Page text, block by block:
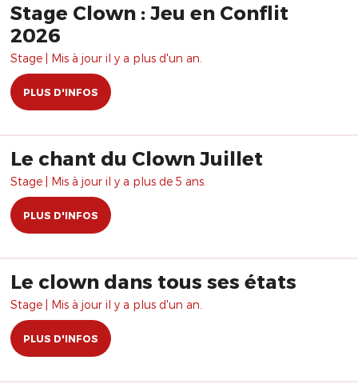
Stage Clown : Jeu en Conflit
2026
Stage | Mis à jour il y a plus d'un an.
PLUS D'INFOS
Le chant du Clown Juillet
Stage | Mis à jour il y a plus de 5 ans.
PLUS D'INFOS
Le clown dans tous ses états
Stage | Mis à jour il y a plus d'un an.
PLUS D'INFOS